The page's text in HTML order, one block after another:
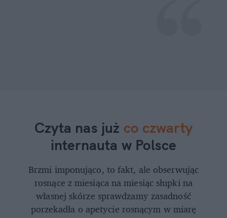
Czyta nas już co czwarty
internauta w Polsce
Brzmi imponująco, to fakt, ale obserwując
rosnące z miesiąca na miesiąc słupki na
własnej skórze sprawdzamy zasadność
porzekadła o apetycie rosnącym w miarę